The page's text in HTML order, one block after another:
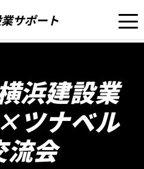
サポート
浜建設業
ツナベル
流会